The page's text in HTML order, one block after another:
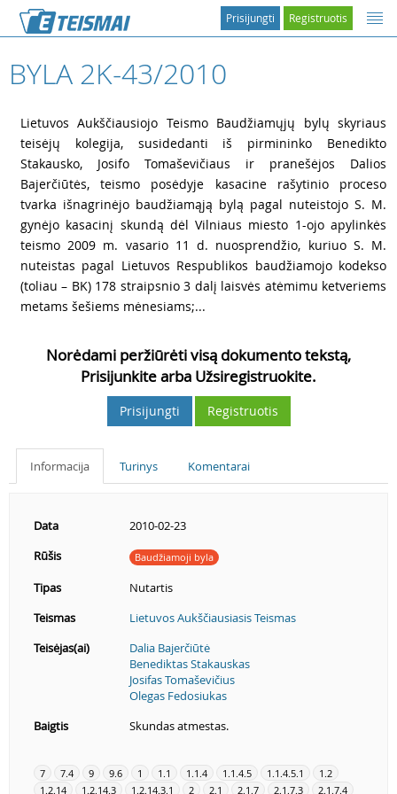
Registruotis
Prisijungti
BYLA 2K-43/2010
Lietuvos Aukščiausiojo Teismo Baudžiamųjų bylų skyriaus
teisėjų kolegija, susidedanti iš pirmininko Benedikto
Stakausko, Josifo Tomaševičiaus ir pranešėjos Dalios
Bajerčiūtės, teismo posėdyje kasacine rašytinio proceso
tvarka išnagrinėjo baudžiamąją bylą pagal nuteistojo S. M.
gynėjo kasacinį skundą dėl Vilniaus miesto 1-ojo apylinkės
teismo 2009 m. vasario 11 d. nuosprendžio, kuriuo S. M.
nuteistas pagal Lietuvos Respublikos baudžiamojo kodekso
(toliau – BK) 178 straipsnio 3 dalį laisvės atėmimu ketveriems
metams šešiems mėnesiams;...
Norėdami peržiūrėti visą dokumento tekstą,
Prisijunkite arba Užsiregistruokite.
Prisijungti Registruotis
Informacija Turinys Komentarai
Data
2010-02-23
Rūšis
Baudžiamoji byla
Tipas
Nutartis
Teismas
Lietuvos Aukščiausiasis Teismas
Teisėjas(ai)
Dalia Bajerčiūtė
Benediktas Stakauskas
Josifas Tomaševičius
Olegas Fedosiukas
Baigtis
Skundas atmestas.
7 7.4 9 9.6 1 1.1 1.1.4 1.1.4.5 1.1.4.5.1
1.2
1.2.14
1.2.14.3 1.2.14.3.1 2 2.1 2.1.7 2.1.7.3 2.1.7.4